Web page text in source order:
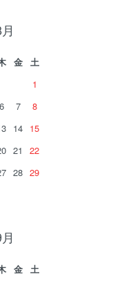
金
土
1
6 7
8
14 15
21
22
28 29
金
土